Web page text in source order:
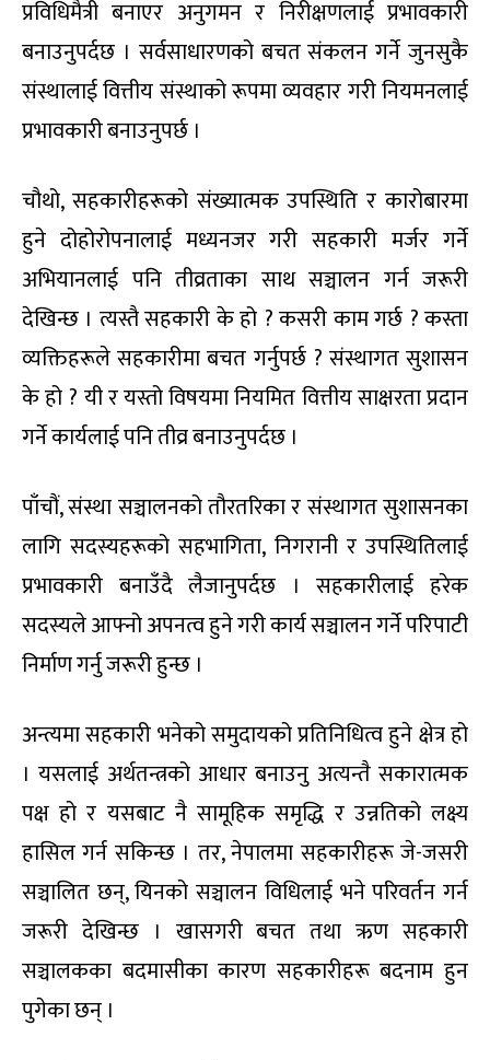
प्रविधिमैत्री बनाएर अनुगमन र निरीक्षणलाई प्रभावकारी
बनाउनुपर्दछ । सर्वसाधारणको बचत संकलन गर्ने जुनसुकै
संस्थालाई वित्तीय संस्थाको रूपमा व्यवहार गरी नियमनलाई
प्रभावकारी बनाउनुपर्छ ।
चौथो, सहकारीहरूको संख्यात्मक उपस्थिति र कारोबारमा
हुने दोहोरोपनालाई मध्यनजर गरी सहकारी मर्जर गर्ने
अभियानलाई पनि तीव्रताका साथ सञ्चालन गर्न जरूरी
देखिन्छ । त्यस्तै सहकारी के हो ? कसरी काम गर्छ ? कस्ता
व्यक्तिहरूले सहकारीमा बचत गर्नुपर्छ ? संस्थागत सुशासन
के हो ? यी र यस्तो विषयमा नियमित वित्तीय साक्षरता प्रदान
गर्ने कार्यलाई पनि तीव्र बनाउनुपर्दछ ।
पाँचौं, संस्था सञ्चालनको तौरतरिका र संस्थागत सुशासनका
लागि सदस्यहरूको सहभागिता, निगरानी र उपस्थितिलाई
प्रभावकारी बनाउँदै लैजानुपर्दछ । सहकारीलाई हरेक
सदस्यले आफ्नो अपनत्व हुने गरी कार्य सञ्चालन गर्ने परिपाटी
निर्माण गर्नु जरूरी हुन्छ ।
अन्त्यमा सहकारी भनेको समुदायको प्रतिनिधित्व हुने क्षेत्र हो
। यसलाई अर्थतन्त्रको आधार बनाउनु अत्यन्तै सकारात्मक
पक्ष हो र यसबाट नै सामूहिक समृद्धि र उन्नतिको लक्ष्य
हासिल गर्न सकिन्छ । तर, नेपालमा सहकारीहरू जे-जसरी
सञ्चालित छन्, यिनको सञ्चालन विधिलाई भने परिवर्तन गर्न
जरूरी देखिन्छ । खासगरी बचत तथा ऋण सहकारी
सञ्चालकका बदमासीका कारण सहकारीहरू बदनाम हुन
पुगेका छन् ।